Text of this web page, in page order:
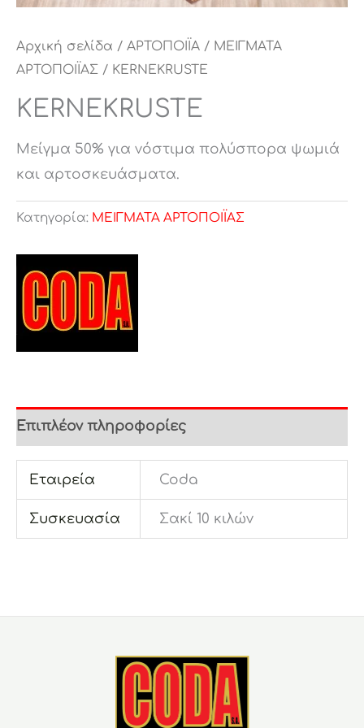
Αρχική σελίδα / ΑΡΤΟΠΟΙΪΑ / ΜΕΙΓΜΑΤΑ
ΑΡΤΟΠΟΙΪΑΣ / KERNEKRUSTE
KERNEKRUSTE
Μείγμα 50% για νόστιμα πολύσπορα ψωμιά
και αρτοσκευάσματα.
Κατηγορία: ΜΕΙΓΜΑΤΑ ΑΡΤΟΠΟΙΪΑΣ
Επιπλέον πληροφορίες
Εταιρεία Coda
Συσκευασία Σακί 10 κιλών